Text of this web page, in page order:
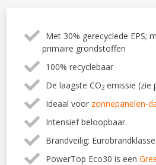
Met 30% gerecyclede EPS;
primaire grondstoffen
100% recyclebaar
De laagste CO2 emissie (zie
Ideaal voor zonnepanelen-
Intensief beloopbaar.
Brandveilig:
PowerTop Eco30 is een